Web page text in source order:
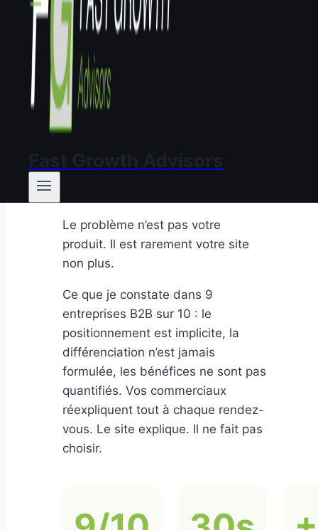
Advisors.
Voir un exemple de diagnostic
Lancer mon diagnostic →
Le problème
Pourquoi votre site
Le problème n’est pas votre
produit. Il est rarement votre site
non plus.
Ce que je constate dans 9
entreprises B2B sur 10 : le
positionnement est implicite, la
différenciation n’est jamais
formulée, les bénéfices ne sont pas
quantifiés. Vos commerciaux
réexpliquent tout à chaque rendez-
vous. Le site explique. Il ne fait pas
choisir.